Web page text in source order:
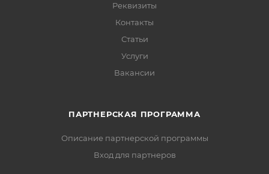
Реквизиты
Контакты
Статьи
Услуги
Вакансии
ПАРТНЕРСКАЯ ПРОГРАММА
Описание партнерской программы
Вход для партнеров